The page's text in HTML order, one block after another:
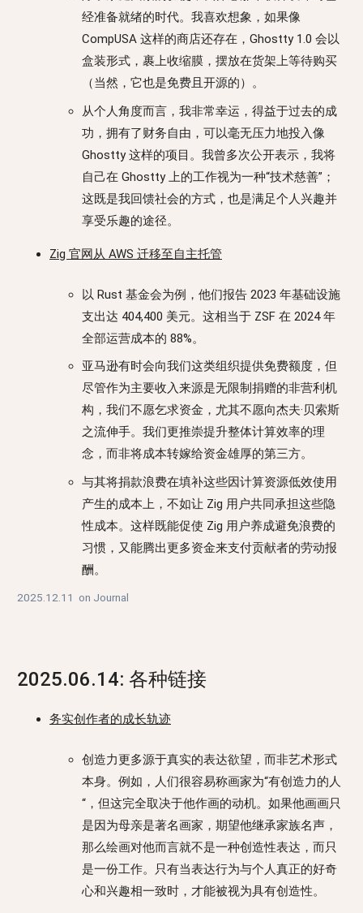
经准备就绪的时代。我喜欢想象，如果像
CompUSA 这样的商店还存在，Ghostty 1.0 会以
盒装形式，裹上收缩膜，摆放在货架上等待购买
（当然，它也是免费且开源的）。
从个人角度而言，我非常幸运，得益于过去的成
功，拥有了财务自由，可以毫无压力地投入像
Ghostty 这样的项目。我曾多次公开表示，我将
自己在 Ghostty 上的工作视为一种“技术慈善”；
这既是我回馈社会的方式，也是满足个人兴趣并
享受乐趣的途径。
Zig 官网从 AWS 迁移至自主托管
以 Rust 基金会为例，他们报告 2023 年基础设施
支出达 404,400 美元。这相当于 ZSF 在 2024 年
全部运营成本的 88%。
亚马逊有时会向我们这类组织提供免费额度，但
尽管作为主要收入来源是无限制捐赠的非营利机
构，我们不愿乞求资金，尤其不愿向杰夫·贝索斯
之流伸手。我们更推崇提升整体计算效率的理
念，而非将成本转嫁给资金雄厚的第三方。
与其将捐款浪费在填补这些因计算资源低效使用
产生的成本上，不如让 Zig 用户共同承担这些隐
性成本。这样既能促使 Zig 用户养成避免浪费的
习惯，又能腾出更多资金来支付贡献者的劳动报
酬。
2025.12.11 on Journal
2025.06.14: 各种链接
务实创作者的成长轨迹
创造力更多源于真实的表达欲望，而非艺术形式
本身。例如，人们很容易称画家为“有创造力的人
“，但这完全取决于他作画的动机。如果他画画只
是因为母亲是著名画家，期望他继承家族名声，
那么绘画对他而言就不是一种创造性表达，而只
是一份工作。只有当表达行为与个人真正的好奇
心和兴趣相一致时，才能被视为具有创造性。